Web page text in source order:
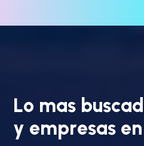
Lo mas buscad
y empresas en